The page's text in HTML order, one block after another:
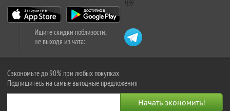
Ищите скидки поблизости,
не выходя из чата:
Сэкономьте до 90% при любых покупках
Подпишитесь на самые выгодные предложения